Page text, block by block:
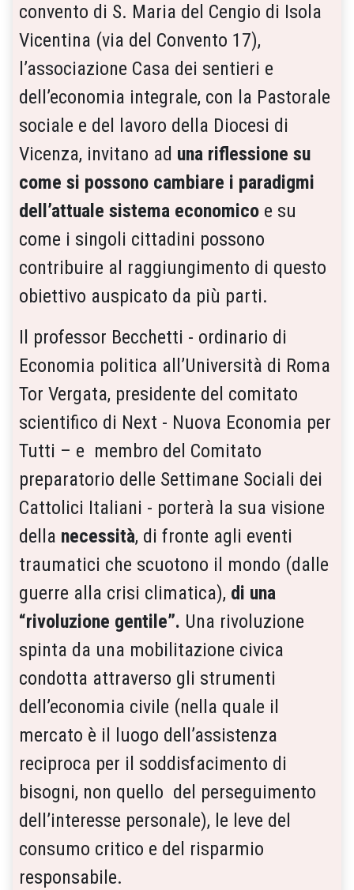
convento di S. Maria del Cengio di Isola
Vicentina (via del Convento 17),
l’associazione Casa dei sentieri e
dell’economia integrale, con la Pastorale
sociale e del lavoro della Diocesi di
Vicenza, invitano ad una riflessione su
come si possono cambiare i paradigmi
dell’attuale sistema economico e su
come i singoli cittadini possono
contribuire al raggiungimento di questo
obiettivo auspicato da più parti.
Il professor Becchetti - ordinario di
Economia politica all’Università di Roma
Tor Vergata, presidente del comitato
scientifico di Next - Nuova Economia per
Tutti – e membro del Comitato
preparatorio delle Settimane Sociali dei
Cattolici Italiani - porterà la sua visione
della necessità, di fronte agli eventi
traumatici che scuotono il mondo (dalle
guerre alla crisi climatica), di una
“rivoluzione gentile”. Una rivoluzione
spinta da una mobilitazione civica
condotta attraverso gli strumenti
dell’economia civile (nella quale il
mercato è il luogo dell’assistenza
reciproca per il soddisfacimento di
bisogni, non quello del perseguimento
dell’interesse personale), le leve del
consumo critico e del risparmio
responsabile.